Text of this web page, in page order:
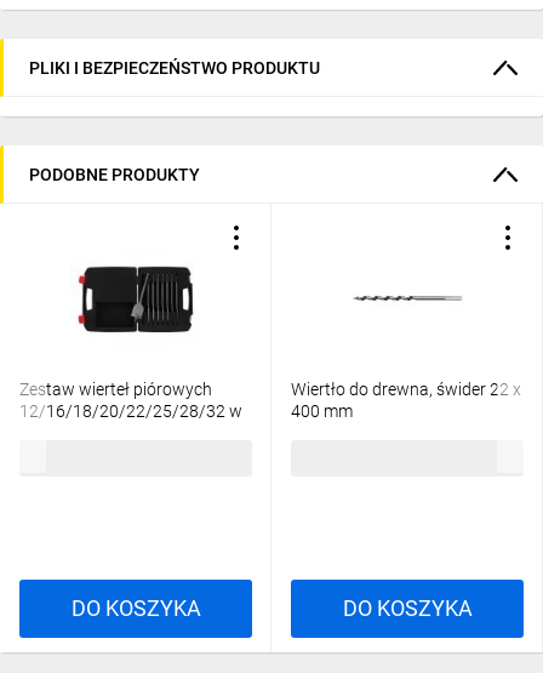
PLIKI I BEZPIECZEŃSTWO PRODUKTU
PODOBNE PRODUKTY
Zestaw wierteł piórowych
12/16/18/20/22/25/28/32 w
DO KOSZYKA
Wiertło do drewna, świder 22 x
400 mm
DO KOSZYKA